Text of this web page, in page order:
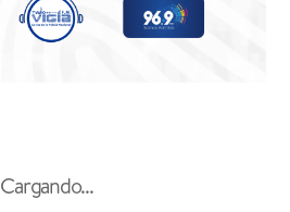
Cargando...